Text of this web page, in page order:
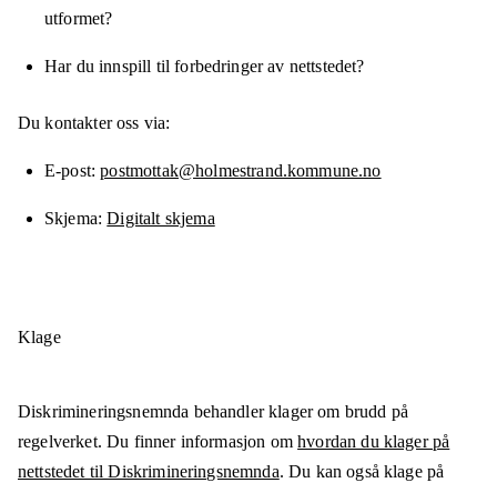
utformet?
Har du innspill til forbedringer av nettstedet?
Du kontakter oss via:
E-post postmottak@holmestrand.kommune.no
Skjema Digitalt skjema
Klage
Diskrimineringsnemnda behandler klager om brudd på
regelverket. Du finner informasjon omhvordan du klager på
nettstedet til Diskrimineringsnemnda. Du kan også klage på